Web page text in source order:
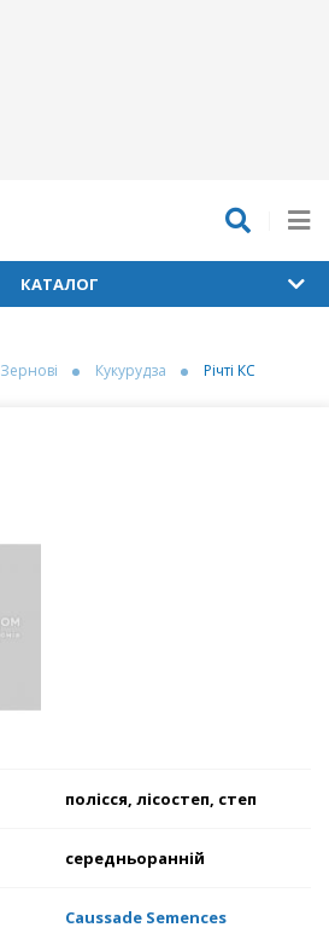
КАТАЛОГ
Зернові Кукурудза Річті КС
полісся, лісостеп, степ
середньоранній
Caussade Semences